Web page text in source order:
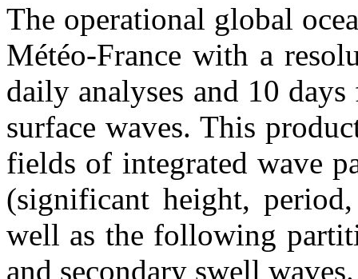
The operational global
Météo-France with a
daily analyses and 10
surface waves. This
fields of integrated wave
(significant height,
well as the following
and secondary swell waves.